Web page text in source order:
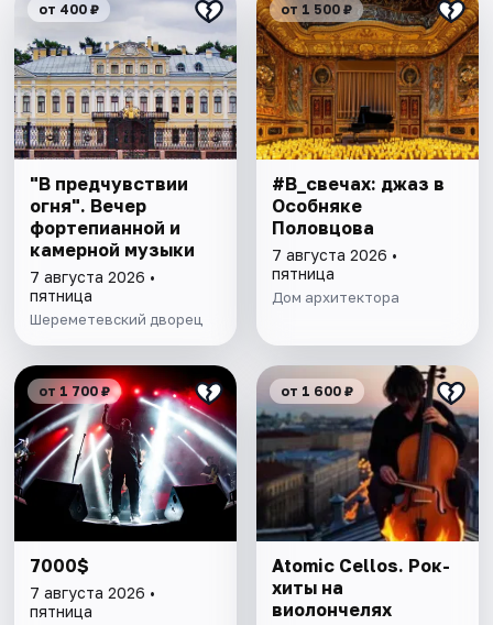
от 400 ₽
"В предчувствии
огня". Вечер
фортепианной и
камерной музыки
7 августа 2026 •
пятница
Шереметевский дворец
от 1 500 ₽
#В_свечах: джаз в
Особняке
Половцова
7 августа 2026 •
пятница
Дом архитектора
от 1 700 ₽
7000$
7 августа 2026 •
пятница
от 1 600 ₽
Atomic Cellos. Рок-
хиты на
виолончелях